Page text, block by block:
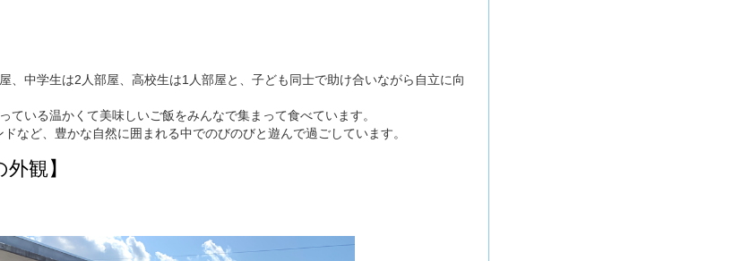
、中学生は2人部屋、高校生は1人部屋と、子ども同士で助け合いながら自立に向
ている温かくて美味しいご飯をみんなで集まって食べています。
など、豊かな自然に囲まれる中でのびのびと遊んで過ごしています。
観】